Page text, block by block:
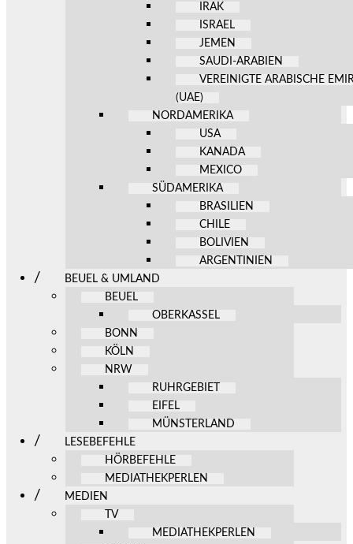
IRAK
ISRAEL
JEMEN
SAUDI-ARABIEN
VEREINIGTE ARABISCHE
(UAE)
NORDAMERIKA
USA
KANADA
MEXICO
SÜDAMERIKA
BRASILIEN
CHILE
BOLIVIEN
ARGENTINIEN
BEUEL & UMLAND
BEUEL
OBERKASSEL
BONN
KÖLN
NRW
RUHRGEBIET
EIFEL
MÜNSTERLAND
LESEBEFEHLE
HÖRBEFEHLE
MEDIATHEKPERLEN
MEDIEN
TV
MEDIATHEKPERLEN